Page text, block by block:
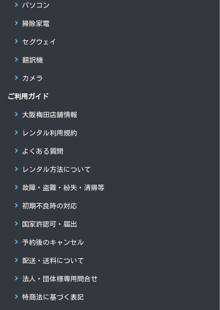
パソコン
掃除家電
セグウェイ
翻訳機
カメラ
ご利用ガイド
大阪梅田店舗情報
レンタル利用規約
よくある質問
レンタル方法について
故障・盗難・紛失・清掃等
初期不良時の対応
国家許認可・届出
予約後のキャンセル
配送・送料について
法人・団体様専用問合せ
特商法に基づく表記